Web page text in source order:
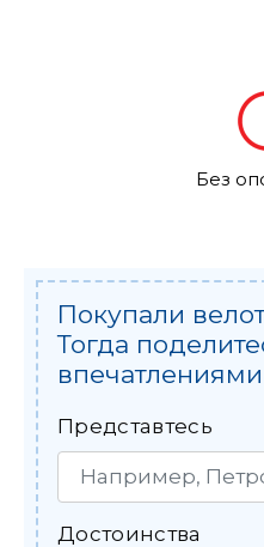
Без
Покупали
Тогда
Представтесь
Достоинства